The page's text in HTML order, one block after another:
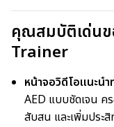
คุณสมบัติเด่นข
Trainer
หน้าจอวิดีโอแนะน
AED แบบชัดเจน ค
สับสน และเพิ่มประ